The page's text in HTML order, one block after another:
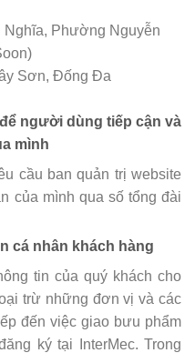
Nghĩa, Phường Nguyễn
Sơn, Đống Đa
người dùng tiếp cận và
mình
cầu ban quản trị website
của mình qua số tổng đài
cá nhân khách hàng
tin của quý khách cho
trừ những đơn vị và các
đến việc giao bưu phẩm
ký tại InterMec. Trong